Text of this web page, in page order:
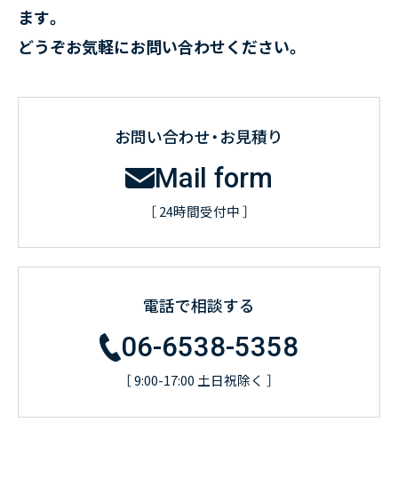
ます。
どうぞお気軽にお問い合わせください。
お問い合わせ・お見積り
Mail form
［ 24時間受付中 ］
電話で相談する
06-6538-5358
［ 9:00-17:00 土日祝除く ］